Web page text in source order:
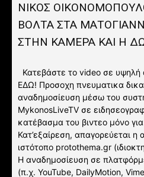
ΝΙΚΟΣ
ΒΟΛΤΑ ΣΤΑ
ΣΤΗΝ ΚΑΜΕΡΑ ΚΑΙ Η
Κατεβάστε το video σε υψηλή
ΕΔΩ! Προσοχη πνευματικα
αναδημοσίευση μέσω του
MykonosLiveTV σε
κατέβασμα του βιντεο μόνο
Κατ’εξαίρεση, απαγορεύεται
ιστότοπο protothema.gr
Η αναδημοσίευση σε
(π.χ. YouTube, DailyMotion,